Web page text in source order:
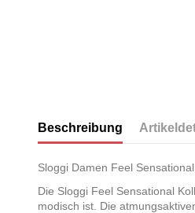
Beschreibung
Sloggi Damen Feel
Die Sloggi Feel Sensational
modisch ist. Die